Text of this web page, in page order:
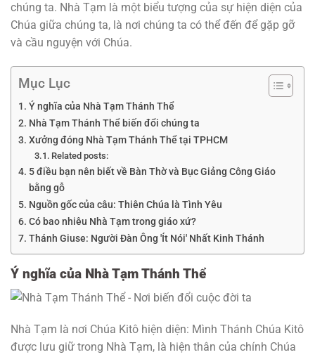
chúng ta. Nhà Tạm là một biểu tượng của sự hiện diện của
Chúa giữa chúng ta, là nơi chúng ta có thể đến để gặp gỡ
và cầu nguyện với Chúa.
Mục Lục
Ý nghĩa của Nhà Tạm Thánh Thể
Nhà Tạm Thánh Thể biến đổi chúng ta
Xưởng đóng Nhà Tạm Thánh Thể tại TPHCM
Related posts:
5 điều bạn nên biết về Bàn Thờ và Bục Giảng Công Giáo
bằng gỗ
Nguồn gốc của câu: Thiên Chúa là Tình Yêu
Có bao nhiêu Nhà Tạm trong giáo xứ?
Thánh Giuse: Người Đàn Ông 'Ít Nói' Nhất Kinh Thánh
Ý nghĩa của Nhà Tạm Thánh Thể
Nhà Tạm là nơi Chúa Kitô hiện diện: Mình Thánh Chúa Kitô
được lưu giữ trong Nhà Tạm, là hiện thân của chính Chúa